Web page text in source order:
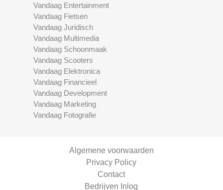
Vandaag Entertainment
Vandaag Fietsen
Vandaag Juridisch
Vandaag Multimedia
Vandaag Schoonmaak
Vandaag Scooters
Vandaag Elektronica
Vandaag Financieel
Vandaag Development
Vandaag Marketing
Vandaag Fotografie
Algemene voorwaarden
Privacy Policy
Contact
Bedrijven Inlog